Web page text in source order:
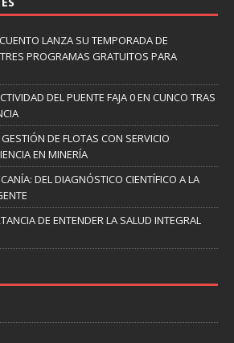
LANZA SU TEMPORADA DE
PROGRAMAS GRATUITOS PARA
DEL PUENTE FAJA 0 EN CUNCO TRAS
DE FLOTAS CON SERVICIO
EN MINERÍA
DEL DIAGNÓSTICO CIENTÍFICO A LA
DE ENTENDER LA SALUD INTEGRAL